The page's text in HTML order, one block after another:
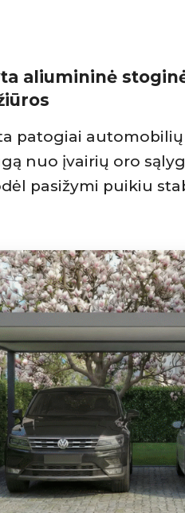
aliumininė
patogiai
nuo įvairių oro
pasižymi puikiu